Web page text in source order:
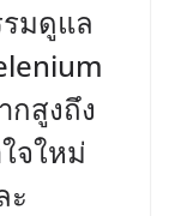
รมดูแล
กสูงถึง
จใหม่
ะ